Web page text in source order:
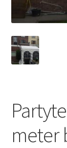
Offerte
Privacybeleid
meter